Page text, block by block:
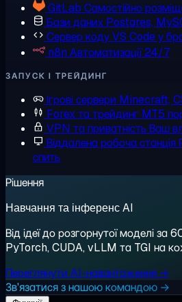
GitLab Самостійно
Бази даних Postgres,
Сервер кодуVS Code у
n8n Автоматизації 24/7
ЗАПУСК І ТРЕЙДИНГ
Ігрові сервери Minecraft,
Forex та трейдинг MT5
VPN та приватністьВаш
Віддалена робоча станція
спить
Рішення
Навчання та інференс AI
Від ідеї до розгорнутої моделі за
PyTorch, CUDA, vLLM та TGI на
Переглянути AI-навантаження →
Зв'язатися з нашою командою →